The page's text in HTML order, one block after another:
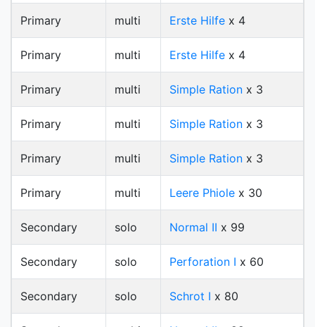
Primary multi Erste Hilfe x 4
Primary multi Erste Hilfe x 4
Primary multi Simple Ration x 3
Primary multi Simple Ration x 3
Primary multi Simple Ration x 3
Primary multi Leere Phiole x 30
Secondary solo Normal II x 99
Secondary solo Perforation I x 60
Secondary solo Schrot I x 80